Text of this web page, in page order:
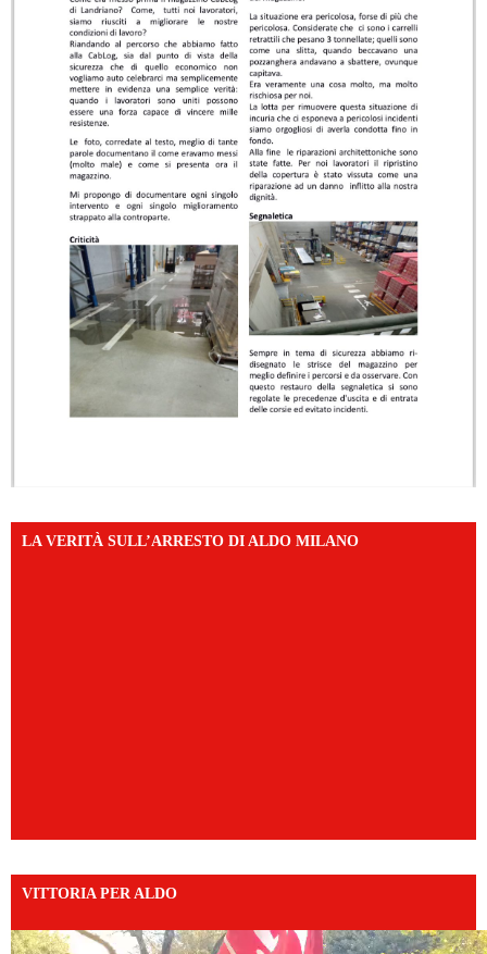
LA VERITÀ SULL’ARRESTO DI ALDO MILANO
VITTORIA PER ALDO